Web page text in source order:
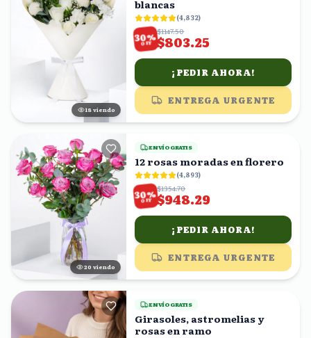
19 viendo
blancas
(4,832)
30%
OFF
$1147.50
$803.25
¡PEDIR AHORA!
ENTREGA URGENTE
20 viendo
ENVÍO GRATIS
12 rosas moradas en florero
(4,893)
30%
OFF
$1354.70
$948.29
¡PEDIR AHORA!
ENTREGA URGENTE
ENVÍO GRATIS
Girasoles, astromelias y
rosas en ramo